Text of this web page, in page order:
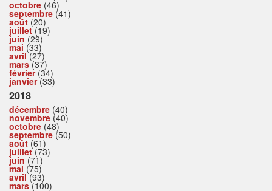
octobre (46)
septembre (41)
août (20)
juillet(19)
juin (29)
mai (33)
avril(27)
mars(37)
février(34)
janvier(33)
2018
décembre (40)
novembre (40)
octobre (48)
septembre (50)
août (61)
juillet(73)
juin (71)
mai (75)
avril(93)
mars(100)